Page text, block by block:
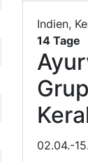
Indien,
14 Tage
02.04.-